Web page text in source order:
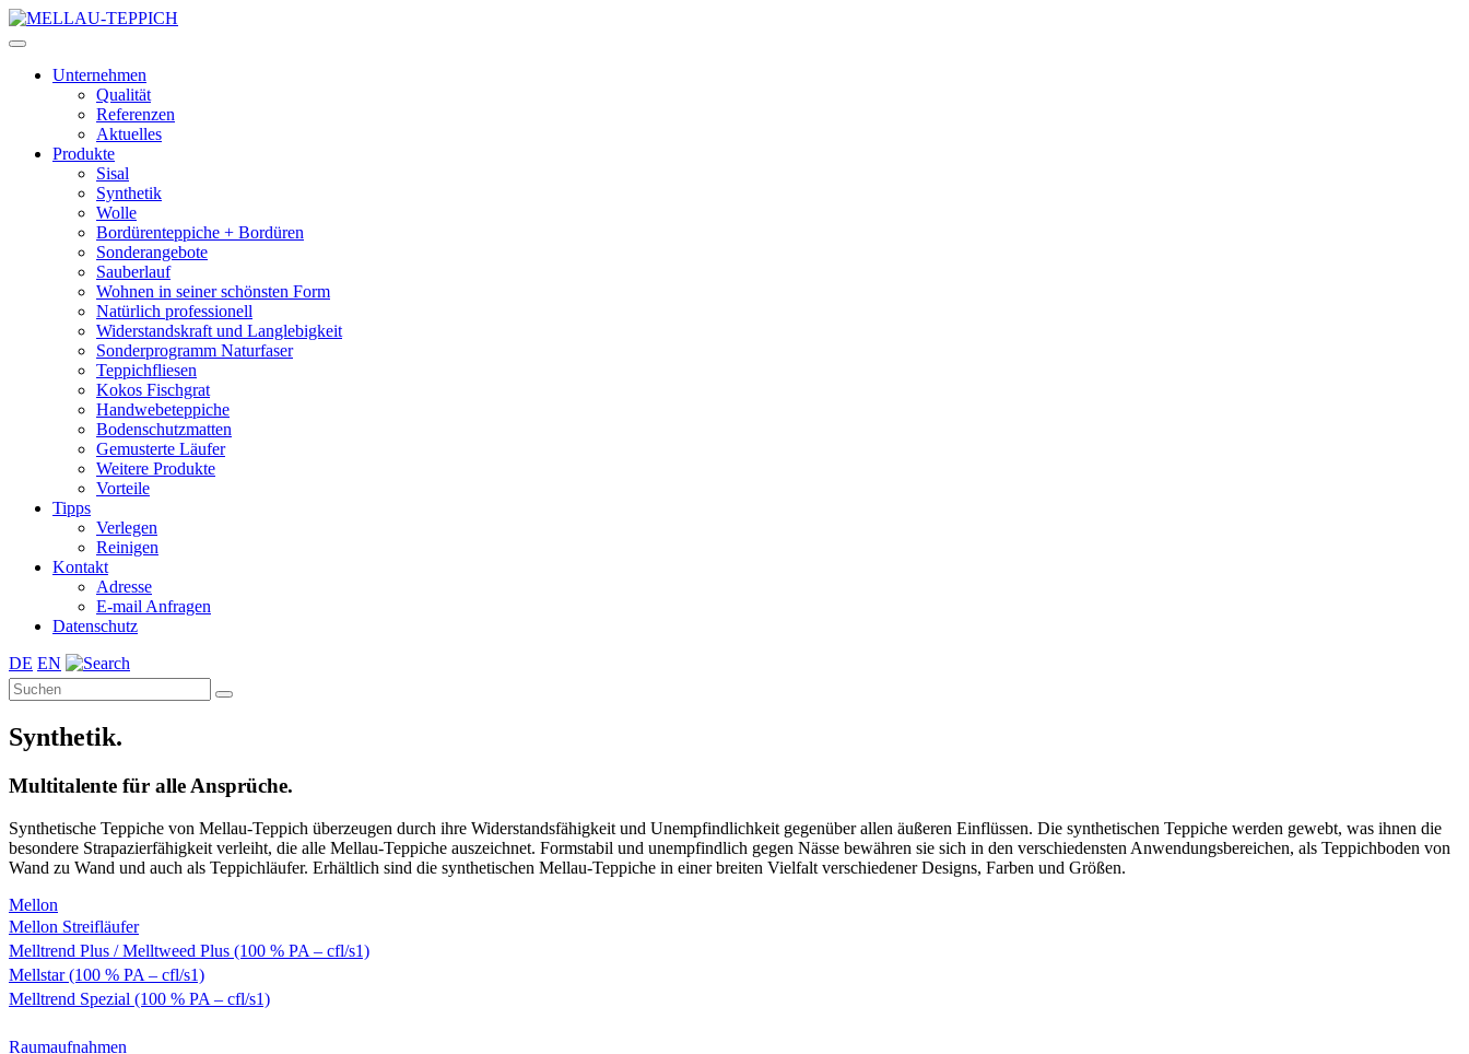
Unternehmen
Qualität
Referenzen
Aktuelles
Produkte
Sisal
Synthetik
Wolle
Bordürenteppiche + Bordüren
Sonderangebote
Sauberlauf
Wohnen in seiner schönsten Form
Natürlich professionell
Widerstandskraft und Langlebigkeit
Sonderprogramm Naturfaser
Teppichfliesen
Kokos Fischgrat
Handwebeteppiche
Bodenschutzmatten
Gemusterte Läufer
Weitere Produkte
Vorteile
Tipps
Verlegen
Reinigen
Kontakt
Adresse
E-mail Anfragen
Datenschutz
DE EN
Synthetik.
Multitalente für alle Ansprüche.
Synthetische Teppiche von Mellau-Teppich überzeugen durch ihre Widerstandsfähigkeit und Unempfindlichkeit gegenüber allen äußeren Einflüssen. Die synthetischen Teppiche werden gewebt, was ihnen die
besondere Strapazierfähigkeit verleiht, die alle Mellau-Teppiche auszeichnet. Formstabil und unempfindlich gegen Nässe bewähren sie sich in den verschiedensten Anwendungsbereichen, als Teppichboden von
Wand zu Wand und auch als Teppichläufer. Erhältlich sind die synthetischen Mellau-Teppiche in einer breiten Vielfalt verschiedener Designs, Farben und Größen.
Mellon
Mellon Streifläufer
Melltrend Plus / Melltweed Plus (100 % PA – cfl/s1)
Mellstar (100 % PA – cfl/s1)
Melltrend Spezial (100 % PA – cfl/s1)
Raumaufnahmen